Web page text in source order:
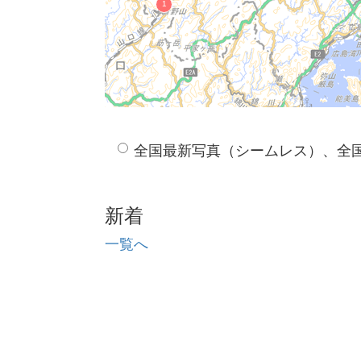
全国最新写真（シームレス）、全
新着
一覧へ